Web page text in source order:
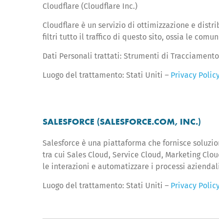
Cloudflare (Cloudflare Inc.)
Cloudflare è un servizio di ottimizzazione e
filtri tutto il traffico di questo sito, ossia le
Dati Personali trattati: Strumenti di
Luogo del trattamento: Stati Uniti – Privacy
SALESFORCE (SALESFORCE.COM, INC.)
Salesforce è una piattaforma che fornisce
tra cui Sales Cloud, Service Cloud, Marketing
le interazioni e automatizzare i processi
Luogo del trattamento: Stati Uniti – Privacy Policy